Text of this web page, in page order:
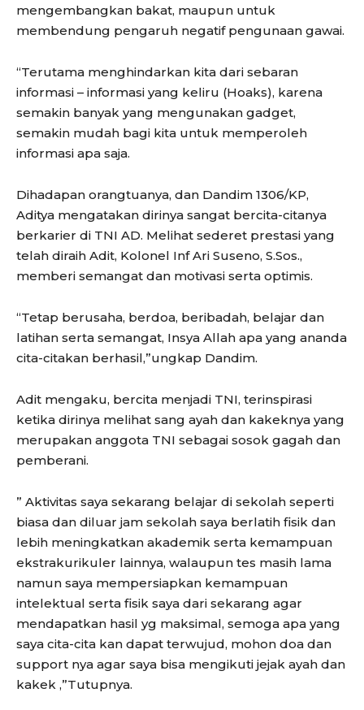
mengembangkan bakat, maupun untuk
membendung pengaruh negatif pengunaan gawai.
“Terutama menghindarkan kita dari sebaran
informasi – informasi yang keliru (Hoaks), karena
semakin banyak yang mengunakan gadget,
semakin mudah bagi kita untuk memperoleh
informasi apa saja.
Dihadapan orangtuanya, dan Dandim 1306/KP,
Aditya mengatakan dirinya sangat bercita-citanya
berkarier di TNI AD. Melihat sederet prestasi yang
telah diraih Adit, Kolonel Inf Ari Suseno, S.Sos.,
memberi semangat dan motivasi serta optimis.
“Tetap berusaha, berdoa, beribadah, belajar dan
latihan serta semangat, Insya Allah apa yang ananda
cita-citakan berhasil,”ungkap Dandim.
Adit mengaku, bercita menjadi TNI, terinspirasi
ketika dirinya melihat sang ayah dan kakeknya yang
merupakan anggota TNI sebagai sosok gagah dan
pemberani.
” Aktivitas saya sekarang belajar di sekolah seperti
biasa dan diluar jam sekolah saya berlatih fisik dan
lebih meningkatkan akademik serta kemampuan
ekstrakurikuler lainnya, walaupun tes masih lama
namun saya mempersiapkan kemampuan
intelektual serta fisik saya dari sekarang agar
mendapatkan hasil yg maksimal, semoga apa yang
saya cita-cita kan dapat terwujud, mohon doa dan
support nya agar saya bisa mengikuti jejak ayah dan
kakek ,”Tutupnya.